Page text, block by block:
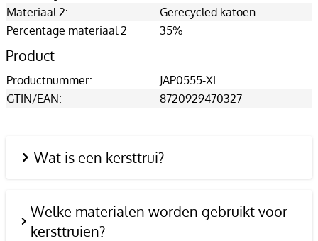
Materiaal 2:
Gerecycled katoen
Percentage materiaal 2
35%
Product
Productnummer:
JAP0555-XL
GTIN/EAN:
8720929470327
Wat is een kersttrui?
Welke materialen worden gebruikt voor
kersttruien?